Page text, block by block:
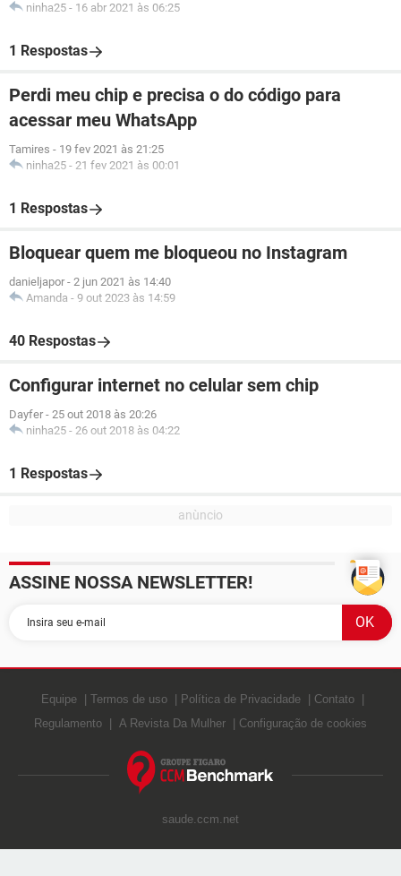
ninha25 - 16 abr 2021 às 06:25
1 Respostas
Perdi meu chip e precisa o do código para
acessar meu WhatsApp
Tamires - 19 fev 2021 às 21:25
ninha25 - 21 fev 2021 às 00:01
1 Respostas
Bloquear quem me bloqueou no Instagram
danieljapor - 2 jun 2021 às 14:40
Amanda - 9 out 2023 às 14:59
40 Respostas
Configurar internet no celular sem chip
Dayfer - 25 out 2018 às 20:26
ninha25 - 26 out 2018 às 04:22
1 Respostas
ASSINE NOSSA NEWSLETTER!
Equipe Termos de uso Política de Privacidade
Contato
Regulamento
A Revista Da Mulher Configuração de cookies
saude.ccm.net